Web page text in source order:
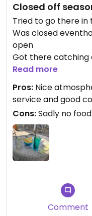
Closed off
Tried to go there in
Was closed
open
Got there catching
open and were told
weeks later
Cocktails were
Read more
Pros: Nice
service and good
Cons:Sadly no
Comment